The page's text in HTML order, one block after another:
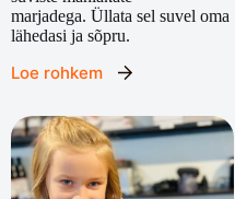
marjadega. Üllata sel suvel oma
lähedasi ja sõpru.
Loe rohkem